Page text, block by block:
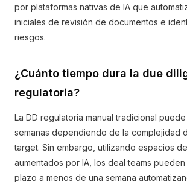
por plataformas nativas de IA que
iniciales de revisión de documentos e
riesgos.
¿Cuánto tiempo dura la due
regulatoria?
La DD regulatoria manual tradicional
semanas dependiendo de la complejidad
target. Sin embargo, utilizando espacios
aumentados por IA, los deal teams
plazo a menos de una semana